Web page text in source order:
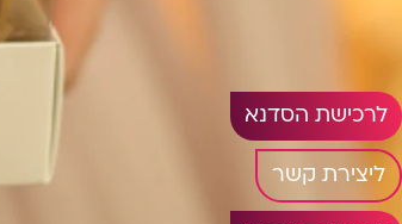
לרכישת הסדנא
ליצירת קשר